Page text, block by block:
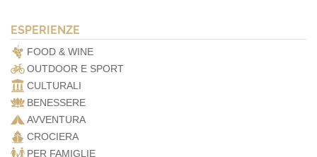
ESPERIENZE
FOOD & WINE
OUTDOOR E SPORT
CULTURALI
BENESSERE
AVVENTURA
CROCIERA
PER FAMIGLIE